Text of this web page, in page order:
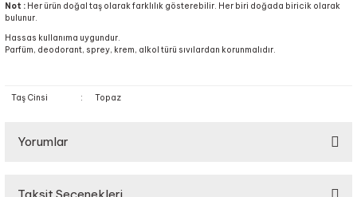
Not : Her ürün doğal taş olarak farklılık gösterebilir. Her biri doğada biricik olarak
bulunur.
Hassas kullanıma uygundur.
Parfüm, deodorant, sprey, krem, alkol türü sıvılardan korunmalıdır.
Taş Cinsi : Topaz
Yorumlar